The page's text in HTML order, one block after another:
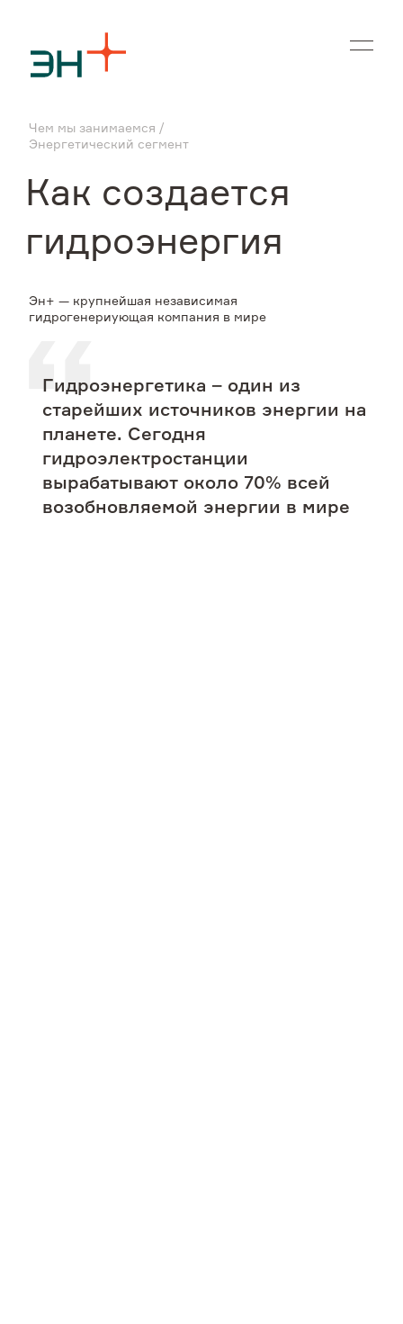
О нас
Чем мы занимаемся
Инвесторам
Устойчивое развитие
Пресс-центр
Контакты
Чем мы занимаемся
Энергетический сегмент
Как создается
гидроэнергия
Эн+ — крупнейшая независимая
гидрогенериующая компания в мире
Гидроэнергетика – один из
старейших источников энергии на
планете. Сегодня
гидроэлектростанции
вырабатывают около 70% всей
возобновляемой энергии в мире